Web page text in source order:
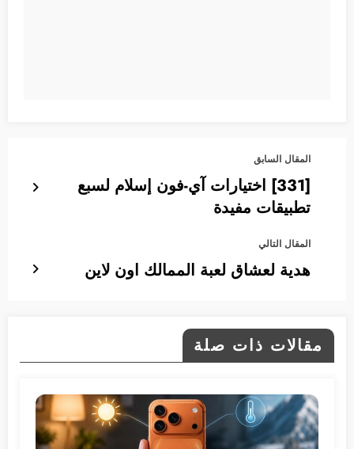
المقال السابق
[331] اختيارات آي-فون إسلام لسبع
تطبيقات مفيدة
المقال التالي
هدية لعشاق لعبة الممالك اون لاين
مقالات ذات صلة